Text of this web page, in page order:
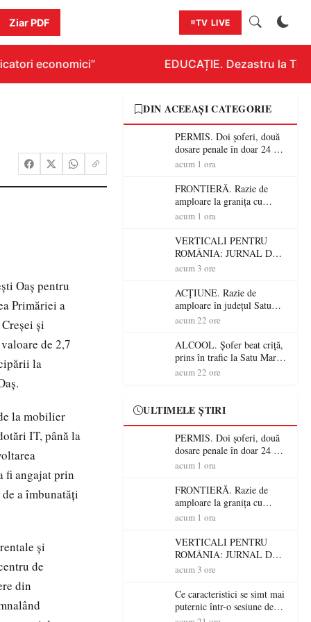
Ziar PDF TV LIVE
economici” EDUCAȚIE. Dezastru la
Oaș pentru
Primăriei a
și
de 2,7
la
la mobilier
IT, până la
fi angajat prin
a îmbunatăți
și
de
din
DIN ACEEAȘI CATEGORIE
PERMIS. Doi șoferi, două
dosare penale în doar 24 de
ore la Petea! Unul avea
nu a avut niciodată permis
acum 1 ora
FRONTIERĂ. Razie de
amploare la granița cu
Ungaria! 800 de persoane și
verificate
acum 1 ora
VERTICALI PENTRU
ROMÂNIA: JURNAL DE
CĂLĂTORIE FIJET
acum 3 ore
ACȚIUNE. Razie de
amploare în județul Satu
Mare! Polițiștii au dat sute
șoferi fără permis într-o
singură zi
acum 22 ore
ALCOOL. Șofer beat criță,
prins în trafic la Satu Mare!
Alcoolemie uriașă
acum 22 ore
ULTIMELE ȘTIRI
PERMIS. Doi șoferi, două
dosare penale în doar 24 de
ore la Petea! Unul avea
nu a avut niciodată permis
acum 1 ora
FRONTIERĂ. Razie de
amploare la granița cu
Ungaria! 800 de persoane și
verificate
acum 1 ora
VERTICALI PENTRU
ROMÂNIA: JURNAL DE
CĂLĂTORIE FIJET
acum 3 ore
Ce caracteristici se simt mai
puternic într-o sesiune de
distracție la sloturi online: